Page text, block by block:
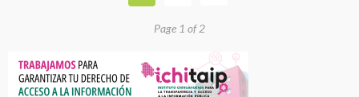
Page 1 of 2